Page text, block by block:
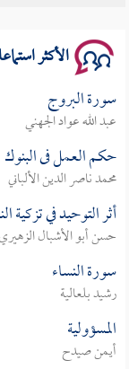
الأكثر
سورة البروج
عبد الله عواد الجهني
حكم العمل فى البنوك
محمد ناصر الدين الألباني
أثر التوحيد في تزكية
حسن أبو الأشبال
سورة النساء
رشيد بلعالية
المسؤولية
أيمن صيدح